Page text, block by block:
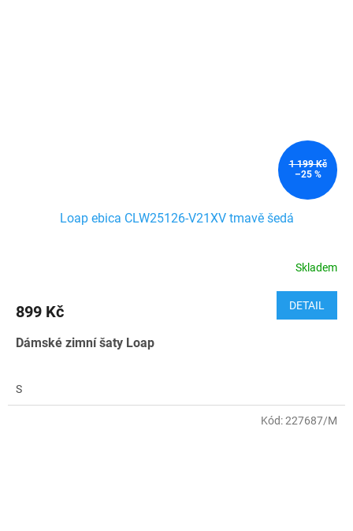
1 199 Kč
–25 %
Loap ebica CLW25126-V21XV tmavě šedá
Skladem
899 Kč DETAIL
Dámské zimní šaty Loap
S
Kód:227687/M